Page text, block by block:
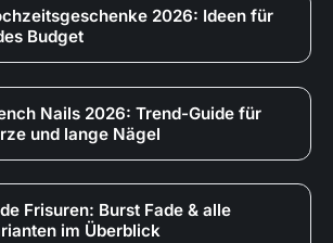
2026: Ideen für
Budget
Nails 2026: Trend-Guide für
und lange Nägel
Frisuren: Burst Fade & alle
im Überblick